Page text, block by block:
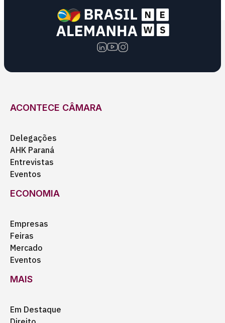
ACONTECE CÂMARA
Delegações
AHK Paraná
Entrevistas
Eventos
ECONOMIA
Empresas
Feiras
Mercado
Eventos
MAIS
Em Destaque